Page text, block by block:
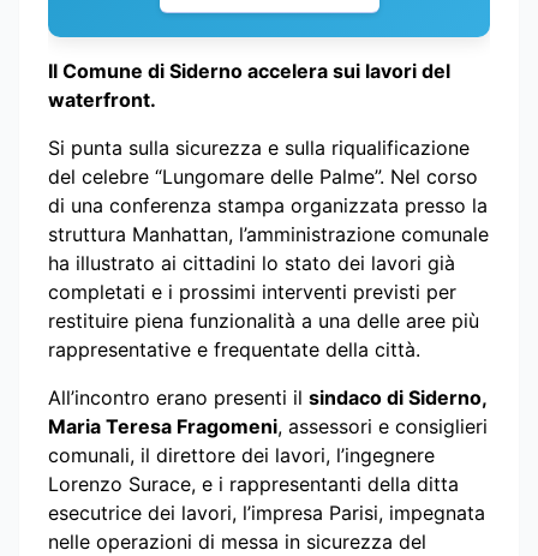
Il Comune di Siderno accelera sui lavori del
waterfront.
Si punta sulla sicurezza e sulla riqualificazione
del celebre “Lungomare delle Palme”. Nel corso
di una conferenza stampa organizzata presso la
struttura Manhattan, l’amministrazione comunale
ha illustrato ai cittadini lo stato dei lavori già
completati e i prossimi interventi previsti per
restituire piena funzionalità a una delle aree più
rappresentative e frequentate della città.
All’incontro erano presenti il sindaco di Siderno,
Maria Teresa Fragomeni, assessori e consiglieri
comunali, il direttore dei lavori, l’ingegnere
Lorenzo Surace, e i rappresentanti della ditta
esecutrice dei lavori, l’impresa Parisi, impegnata
nelle operazioni di messa in sicurezza del